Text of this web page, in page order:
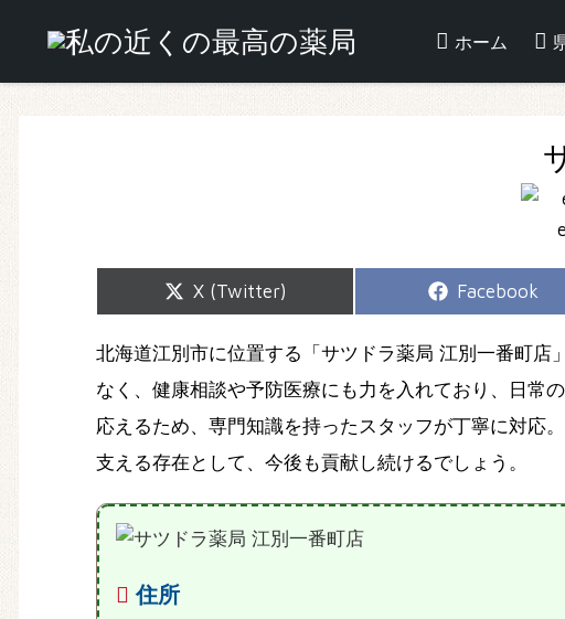
ホーム
Share
X (Twitter)
Share
Facebook
北海道江別市に位置する「サツドラ薬局 江別一番町
なく、健康相談や予防医療にも力を入れており、日常
応えるため、専門知識を持ったスタッフが丁寧に対応
支える存在として、今後も貢献し続けるでしょう。
住所